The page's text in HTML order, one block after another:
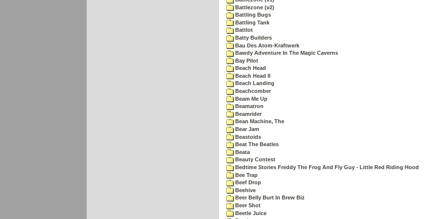
Battlezone (v2)
Battling Bugs
Battling Tank
Battlot
Batty Builders
Bau Des Atom-Kraftwerk
Bawdy Adventure In The Magic Caverns
Bay Pilot
Beach Head
Beach Head II
Beach Landing
Beachcomber
Beam Me Up
Beamatron
Beamrider
Bean Machine, The
Bear Jam
Beastoids
Beat The Beatles
Beata
Beauty Contest
Bedtime Stories Freddy The Frog And Fly Guy - Little Red Riding Hood
Bee Trap
Beef Drop
Beehive
Beer Belly Burt In Brew Biz
Beer Shot
Beetle Juice